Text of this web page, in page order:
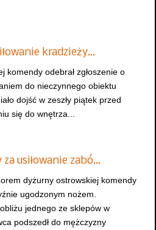
kradzieży…
komendy odebrał zgłoszenie o
do nieczynnego obiektu
dojść w zeszły piątek przed
się do wnętrza...
usiłowanie zabó…
dyżurny ostrowskiej komendy
ugodzonym nożem.
jednego ze sklepów w
podszedł do mężczyzny